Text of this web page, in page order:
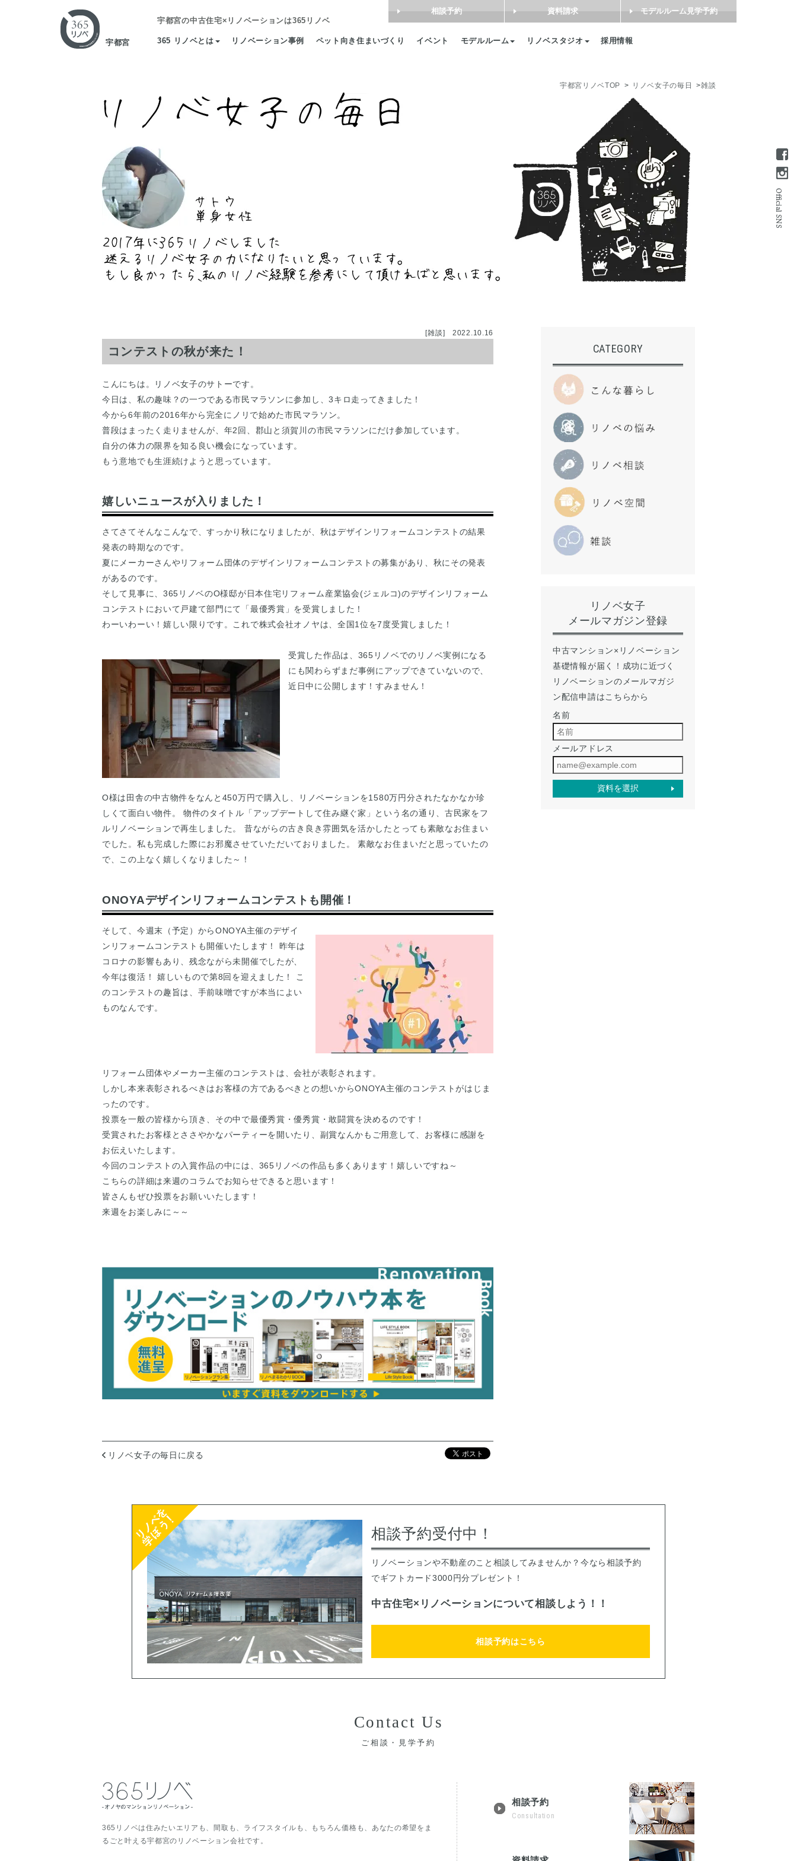
宇都宮
宇都宮の中古住宅×リノベーションは365リノベ
365 リノベとは リノベーション事例 ペット向き住まいづくり イベント モデルルーム リノベスタジオ 採用情報
相談予約 資料請求 モデルルーム見学予約
宇都宮リノベTOP リノベ女子の毎日 雑談
[雑談] 2022.10.16
コンテストの秋が来た！
こんにちは。リノベ女子のサトーです。
今日は、私の趣味？の一つである市民マラソンに参加し、3キロ走ってきました！
今から6年前の2016年から完全にノリで始めた市民マラソン。
普段はまったく走りませんが、年2回、郡山と須賀川の市民マラソンにだけ参加しています。
自分の体力の限界を知る良い機会になっています。
もう意地でも生涯続けようと思っています。
嬉しいニュースが入りました！
さてさてそんなこんなで、すっかり秋になりましたが、秋はデザインリフォームコンテストの結果
発表の時期なのです。
夏にメーカーさんやリフォーム団体のデザインリフォームコンテストの募集があり、秋にその発表
があるのです。
そして見事に、365リノベのO様邸が日本住宅リフォーム産業協会(ジェルコ)のデザインリフォーム
コンテストにおいて戸建て部門にて「最優秀賞」を受賞しました！
わーいわーい！嬉しい限りです。これで株式会社オノヤは、全国1位を7度受賞しました！
受賞した作品は、365リノベでのリノベ実例になる
にも関わらずまだ事例にアップできていないので、
近日中に公開します！すみません！
O様は田舎の中古物件をなんと450万円で購入し、リノベーションを1580万円分されたなかなか珍
しくて面白い物件。 物件のタイトル「アップデートして住み継ぐ家」という名の通り、古民家をフ
ルリノベーションで再生しました。 昔ながらの古き良き雰囲気を活かしたとっても素敵なお住まい
でした。私も完成した際にお邪魔させていただいておりました。 素敵なお住まいだと思っていたの
で、この上なく嬉しくなりました～！
ONOYAデザインリフォームコンテストも開催！
そして、今週末（予定）からONOYA主催のデザイ
ンリフォームコンテストも開催いたします！ 昨年は
コロナの影響もあり、残念ながら未開催でしたが、
今年は復活！ 嬉しいもので第8回を迎えました！ こ
のコンテストの趣旨は、手前味噌ですが本当によい
ものなんです。
リフォーム団体やメーカー主催のコンテストは、会社が表彰されます。
しかし本来表彰されるべきはお客様の方であるべきとの想いからONOYA主催のコンテストがはじま
ったのです。
投票を一般の皆様から頂き、その中で最優秀賞・優秀賞・敢闘賞を決めるのです！
受賞されたお客様とささやかなパーティーを開いたり、副賞なんかもご用意して、お客様に感謝を
お伝えいたします。
今回のコンテストの入賞作品の中には、365リノベの作品も多くあります！嬉しいですね～
こちらの詳細は来週のコラムでお知らせできると思います！
皆さんもぜひ投票をお願いいたします！
来週をお楽しみに～～
リノベ女子の毎日に戻る
CATEGORY
リノベ女子
メールマガジン登録
中古マンション×リノベーション
基礎情報が届く！成功に近づく
リノベーションのメールマガジ
ン配信申請はこちらから
名前
メールアドレス
相談予約受付中！
リノベーションや不動産のこと相談してみませんか？今なら相談予約
でギフトカード3000円分プレゼント！
中古住宅×リノベーションについて相談しよう！！
相談予約はこちら
Contact Us
ご相談・見学予約
365リノベは住みたいエリアも、間取も、ライフスタイルも、もちろん価格も、あなたの希望をま
るごと叶える宇都宮のリノベーション会社です。
相談予約
Consultation